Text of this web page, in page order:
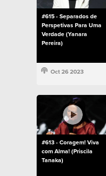
#615 - Separados de
Perspetivas Para Uma
Verdade (Yanara
Pereira)
Oct 26 2023
#613 - Coragem! Viva
com Alma! (Priscila
Tanaka)